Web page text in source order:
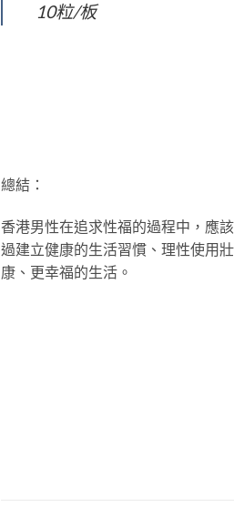
10粒/板
總結：
香港男性在追求性福的過程中，應
過建立健康的生活習慣、理性使用
康、更幸福的生活。